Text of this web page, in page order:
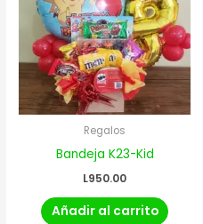
Regalos
Bandeja K23-Kid
L950.00
Añadir al carrito